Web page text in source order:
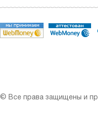
© Все права защищены и